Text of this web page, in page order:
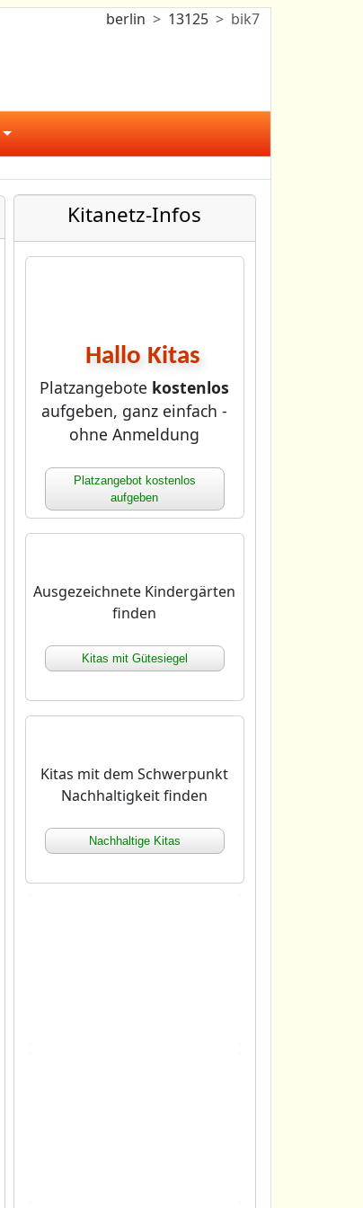
berlin 13125 bik7
Kitanetz-Infos
Hallo Kitas
Platzangebote kostenlos
aufgeben, ganz einfach -
ohne Anmeldung
Platzangebot kostenlos
aufgeben
Ausgezeichnete Kindergärten
finden
Kitas mit Gütesiegel
Kitas mit dem Schwerpunkt
Nachhaltigkeit finden
Nachhaltige Kitas